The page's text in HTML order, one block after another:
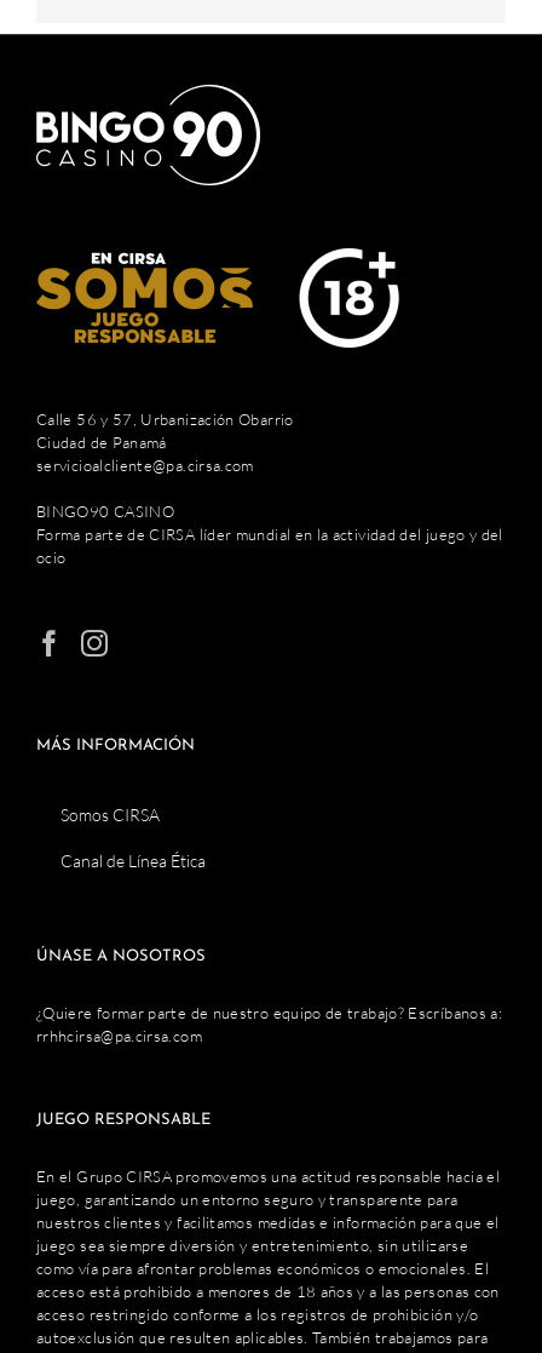
Calle 56 y 57, Urbanización Obarrio
Ciudad de Panamá
servicioalcliente@pa.cirsa.com
BINGO90 CASINO
Forma parte de CIRSA líder mundial en la actividad del juego y del
ocio
MÁS INFORMACIÓN
Somos CIRSA
Canal de Línea Ética
ÚNASE A NOSOTROS
¿Quiere formar parte de nuestro equipo de trabajo? Escríbanos a:
rrhhcirsa@pa.cirsa.com
JUEGO RESPONSABLE
En el Grupo CIRSA promovemos una actitud responsable hacia el
juego, garantizando un entorno seguro y transparente para
nuestros clientes y facilitamos medidas e información para que el
juego sea siempre diversión y entretenimiento, sin utilizarse
como vía para afrontar problemas económicos o emocionales. El
acceso está prohibido a menores de 18 años y a las personas con
acceso restringido conforme a los registros de prohibición y/o
autoexclusión que resulten aplicables. También trabajamos para